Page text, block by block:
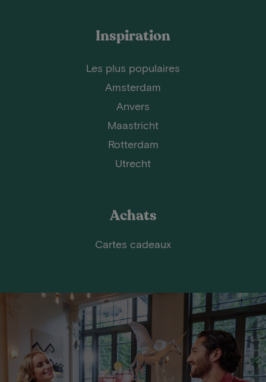
Inspiration
Les plus populaires
Amsterdam
Anvers
Maastricht
Rotterdam
Utrecht
Achats
Cartes cadeaux